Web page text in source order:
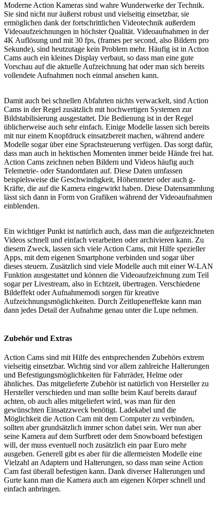
Moderne Action Kameras sind wahre Wunderwerke der Technik.
Sie sind nicht nur äußerst robust und vielseitig einsetzbar, sie
ermöglichen dank der fortschrittlichen Videotechnik außerdem
Videoaufzeichnungen in höchster Qualität. Videoaufnahmen in der
4K Auflösung und mit 30 fps, (frames per second, also Bildern pro
Sekunde), sind heutzutage kein Problem mehr. Häufig ist in Action
Cams auch ein kleines Display verbaut, so dass man eine gute
Vorschau auf die aktuelle Aufzeichnung hat oder man sich bereits
vollendete Aufnahmen noch einmal ansehen kann.
Damit auch bei schnellen Abfahrten nichts verwackelt, sind Action
Cams in der Regel zusätzlich mit hochwertigen Systemen zur
Bildstabilisierung ausgestattet. Die Bedienung ist in der Regel
üblicherweise auch sehr einfach. Einige Modelle lassen sich bereits
mit nur einem Knopfdruck einsatzbereit machen, während andere
Modelle sogar über eine Sprachsteuerung verfügen. Das sorgt dafür,
dass man auch in hektischen Momenten immer beide Hände frei hat.
Action Cams zeichnen neben Bildern und Videos häufig auch
Telemetrie- oder Standortdaten auf. Diese Daten umfassen
beispielsweise die Geschwindigkeit, Höhenmeter oder auch g-
Kräfte, die auf die Kamera eingewirkt haben. Diese Datensammlung
lässt sich dann in Form von Grafiken während der Videoaufnahmen
einblenden.
Ein wichtiger Punkt ist natürlich auch, dass man die aufgezeichneten
Videos schnell und einfach verarbeiten oder archivieren kann. Zu
diesem Zweck, lassen sich viele Action Cams, mit Hilfe spezieller
Apps, mit dem eigenen Smartphone verbinden und sogar über
dieses steuern. Zusätzlich sind viele Modelle auch mit einer W-LAN
Funktion ausgestattet und können die Videoaufzeichnung zum Teil
sogar per Livestream, also in Echtzeit, übertragen. Verschiedene
Bildeffekt oder Aufnahmemodi sorgen für kreative
Aufzeichnungsmöglichkeiten. Durch Zeitlupeneffekte kann man
dann jedes Detail der Aufnahme genau unter die Lupe nehmen.
Zubehör und Extras
Action Cams sind mit Hilfe des entsprechenden Zubehörs extrem
vielseitig einsetzbar. Wichtig sind vor allem zahlreiche Halterungen
und Befestigungsmöglichkeiten für Fahrräder, Helme oder
ähnliches. Das mitgelieferte Zubehör ist natürlich von Hersteller zu
Hersteller verschieden und man sollte beim Kauf bereits darauf
achten, ob auch alles mitgeliefert wird, was man für den
gewünschten Einsatzzweck benötigt. Ladekabel und die
Möglichkeit die Action Cam mit dem Computer zu verbinden,
sollten aber grundsätzlich immer schon dabei sein. Wer nun aber
seine Kamera auf dem Surfbrett oder dem Snowboard befestigen
will, der muss eventuell noch zusätzlich ein paar Euro mehr
ausgeben. Generell gibt es aber für die allermeisten Modelle eine
Vielzahl an Adaptern und Halterungen, so dass man seine Action
Cam fast überall befestigen kann. Dank diverser Halterungen und
Gurte kann man die Kamera auch am eigenen Körper schnell und
einfach anbringen.